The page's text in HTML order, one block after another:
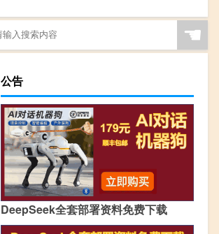
☚
公告
DeepSeek全套部署资料免费下载